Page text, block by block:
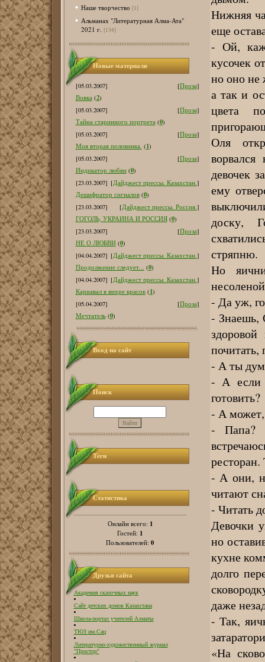
Наше творчество [1]
Альманах "Литературная Алма-Ата"
2021 г. [134]
Новые материалв
[05.03.2007] [Проза]
Вовка (2)
[05.03.2007]
[Проза]
Тайна старинного портрета (0)
[05.03.2007]
[Проза]
Моя вторая половинка. (1)
[05.03.2007]
[Проза]
Индикатор любви (0)
[23.03.2007] [Дайджест прессы. Казахстан.]
Дешифратор сигналов (0)
[23.03.2007]
[Дайджест прессы. Россия.]
ГОГОЛЬ, УКРАИНА И РОССИЯ (0)
[23.03.2007]
[Проза]
НЕ О ЛЮБВИ (0)
[04.04.2007] [Дайджест прессы. Казахстан.]
Продолжение следует... (0)
[04.04.2007] [Дайджест прессы. Казахстан.]
Карнавал в вихре красок (1)
[05.04.2007]
[Проза]
Мечтатель (0)
Вход на сайт
Поиск
Теги
Статистика
Онлайн всего: 1
Гостей: 1
Пользователей: 0
Друзья сайта
Академия сказочных наук
Сайт детских домов Казахстана
Школа-портал учителей Алматы
ТЮЗ им.Сац
Литературно-художественный журнал
"Простор"
Нижняя
еще
- Ой,
кусочек
но оно не
а так и
цвета
Оля
девочек
ему
доску,
стряпню.
Но
- Да уж,
- Знаешь,
- А ты
- А если
готовить?
- А может,
- Папа?
ресторан.
- А они,
читают
- Читать
Девочки
но
кухне
долго
даже
- Так,
«На